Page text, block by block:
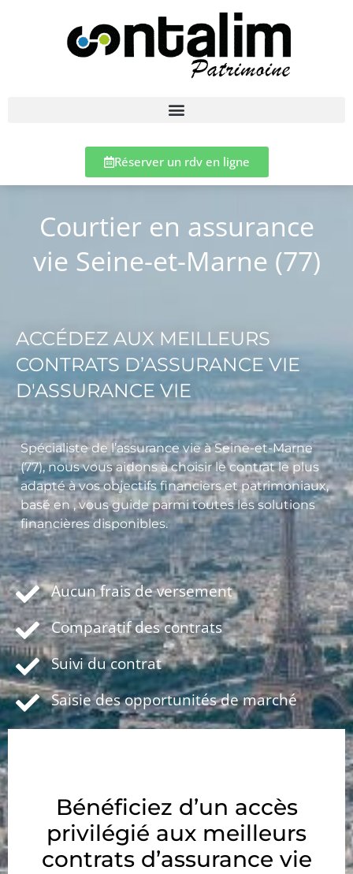
Réserver un rdv en ligne
Courtier en assurance
vie Seine-et-Marne (77)
ACCÉDEZ AUX MEILLEURS
CONTRATS D’ASSURANCE VIE
D'ASSURANCE VIE
Spécialiste de l’assurance vie à Seine-et-Marne
(77), nous vous aidons à choisir le contrat le plus
adapté à vos objectifs financiers et patrimoniaux,
basé en , vous guide parmi toutes les solutions
financières disponibles.
Aucun frais de versement
Comparatif des contrats
Suivi du contrat
Saisie des opportunités de marché
Bénéficiez d’un accès
privilégié aux meilleurs
contrats d’assurance vie